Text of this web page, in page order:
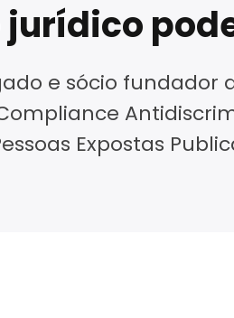
e sócio fundador
Expostas